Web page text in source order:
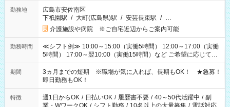
勤務地
広島市安佐南区
下祇園駅 / 大町(広島県)駅 / 安芸長束駅 / …
介護施設や病院 ※ご自宅近辺からご案内可能
勤務時間
≪シフト例≫ 10:00～15:00（実働5時間） 12:00～17:00（実働
5時間） 17:00～翌10:00（実働15時間）など ご希望に応じて、
働く時間は調整できます！ お気軽に担当へ相談ください！
期間
3ヵ月までの短期 ※職場が気に入れば、長期もOK！ ★急募！
即日勤務もOK！
特徴 週1日からOK / 日払いOK / 履歴書不要 / 40～50代活躍中 / 副
業・WワークOK / シフト勤務 / 10名以上の大量募集 / 電話対応